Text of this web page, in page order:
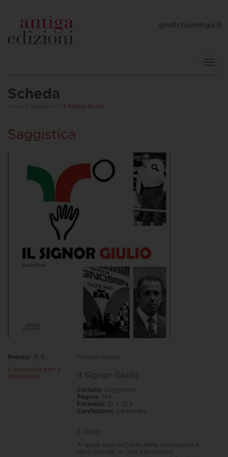
graficheantiga.it
Scheda
/ / Il Signor Giulio
Saggistica
Prando Prandi
Il Signor Giulio
Collana: Saggistica
Pagine: 144
Formato: 21 x 25,5
Confezione: cartonato
Il libro
A quasi quarant’anni dalla scomparsa il
libro ricorda, in una narrazione
Prezzo: 15 €
Il prodotto non è
disponibile